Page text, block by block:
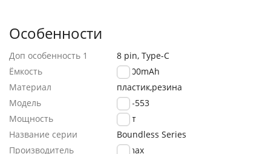
Особенности
Доп особенность 1
8 pin, Type-C
Ёмкость
20000mAh
Материал
пластик,резина
Модель
RPP-553
Мощность
27Вт
Название серии
Boundless Series
Производитель
Remax